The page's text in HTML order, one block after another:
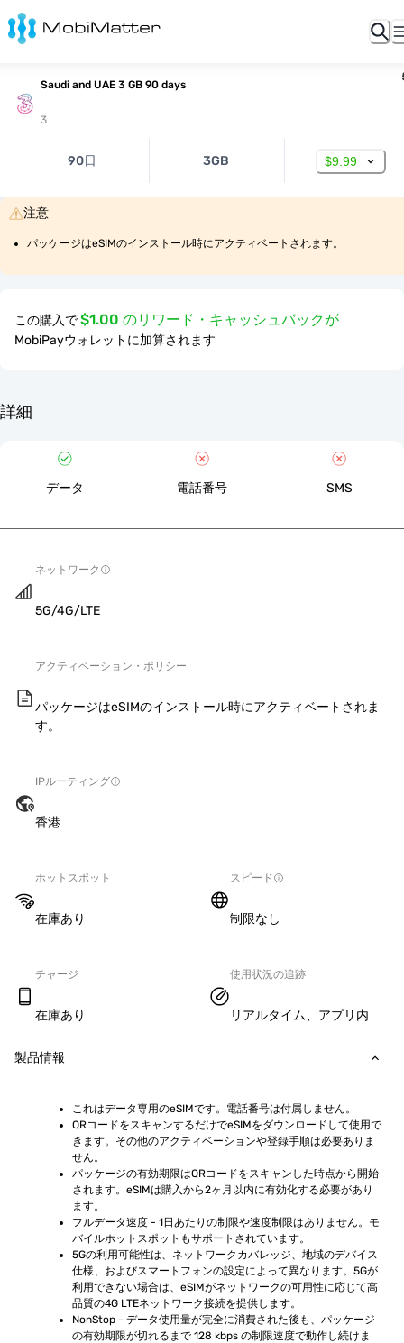
Saudi and UAE 3 GB 90 days
3
90日 3GB $9.99
注意
パッケージはeSIMのインストール時にアクティベートされます。
この購入で$1.00 のリワード・キャッシュバックが
MobiPayウォレットに加算されます
詳細
データ 電話番号 SMS
ネットワーク
5G/4G/LTE
アクティベーション・ポリシー
パッケージはeSIMのインストール時にアクティベートされま
す。
IPルーティング
香港
ホットスポット
在庫あり
スピード
制限なし
チャージ
在庫あり
使用状況の追跡
リアルタイム、アプリ内
製品情報
これはデータ専用のeSIMです。電話番号は付属しません。
QRコードをスキャンするだけでeSIMをダウンロードして使用で
きます。その他のアクティベーションや登録手順は必要ありま
せん。
パッケージの有効期限はQRコードをスキャンした時点から開始
されます。eSIMは購入から2ヶ月以内に有効化する必要があり
ます。
フルデータ速度 - 1日あたりの制限や速度制限はありません。モ
バイルホットスポットもサポートされています。
5Gの利用可能性は、ネットワークカバレッジ、地域のデバイス
仕様、およびスマートフォンの設定によって異なります。5Gが
利用できない場合は、eSIMがネットワークの可用性に応じて高
品質の4G LTEネットワーク接続を提供します。
NonStop - データ使用量が完全に消費された後も、パッケージ
の有効期限が切れるまで 128 kbps の制限速度で動作し続けま